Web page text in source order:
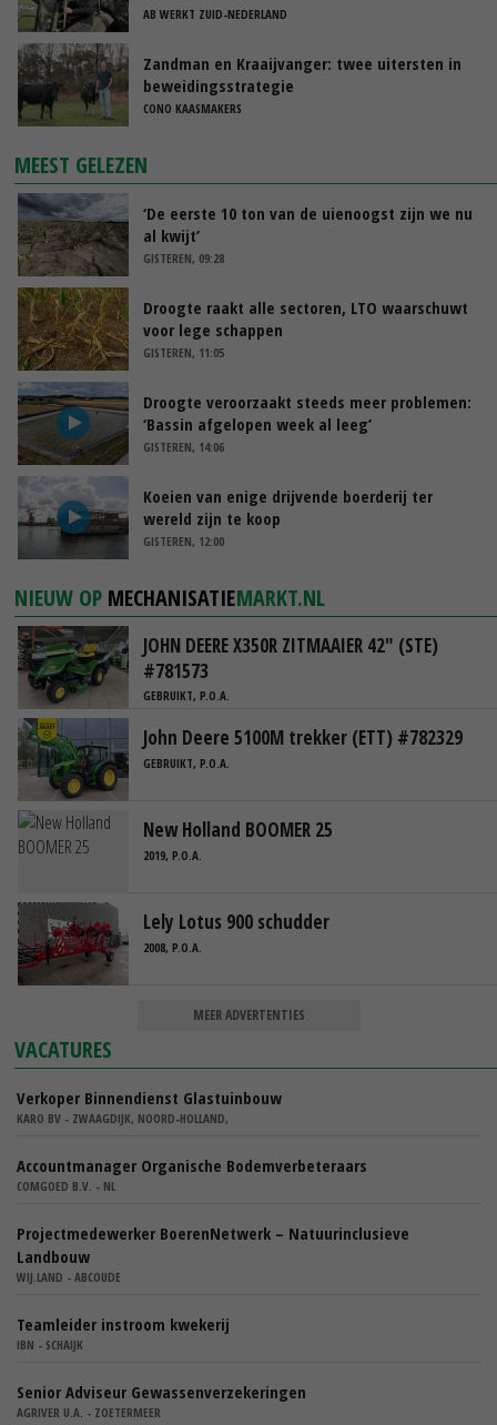
AB WERKT ZUID-NEDERLAND
Zandman en Kraaijvanger: twee uitersten in
beweidingsstrategie
CONO KAASMAKERS
MEEST GELEZEN
‘De eerste 10 ton van de uienoogst zijn we nu
al kwijt’
GISTEREN, 09:28
Droogte raakt alle sectoren, LTO waarschuwt
voor lege schappen
GISTEREN, 11:05
Droogte veroorzaakt steeds meer problemen:
‘Bassin afgelopen week al leeg’
GISTEREN, 14:06
Koeien van enige drijvende boerderij ter
wereld zijn te koop
GISTEREN, 12:00
NIEUW OP MECHANISATIEMARKT.NL
JOHN DEERE X350R ZITMAAIER 42" (STE)
#781573
GEBRUIKT, P.O.A.
John Deere 5100M trekker (ETT) #782329
GEBRUIKT, P.O.A.
New Holland BOOMER 25
2019, P.O.A.
Lely Lotus 900 schudder
2008, P.O.A.
MEER ADVERTENTIES
VACATURES
Verkoper Binnendienst Glastuinbouw
KARO BV - ZWAAGDIJK, NOORD-HOLLAND,
Accountmanager Organische Bodemverbeteraars
COMGOED B.V. - NL
Projectmedewerker BoerenNetwerk – Natuurinclusieve
Landbouw
WIJ.LAND - ABCOUDE
Teamleider instroom kwekerij
IBN - SCHAIJK
Senior Adviseur Gewassenverzekeringen
AGRIVER U.A. - ZOETERMEER